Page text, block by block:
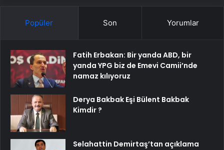
Popüler Son Yorumlar
Fatih Erbakan: Bir yanda ABD, bir
yanda YPG biz de Emevi Camii’nde
namaz kılıyoruz
Derya Bakbak Eşi Bülent Bakbak
Kimdir ?
Selahattin Demirtaş’tan açıklama